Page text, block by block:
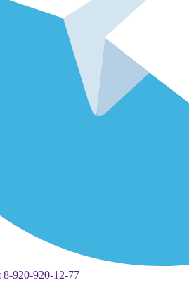
8-920-920-12-77